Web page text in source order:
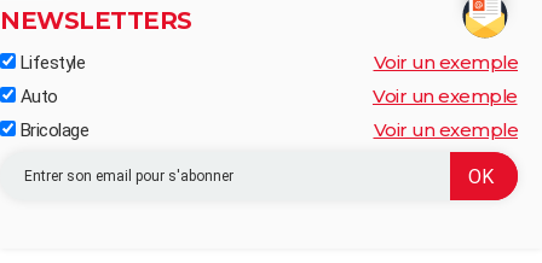
NEWSLETTERS
Lifestyle Voir un exemple
Auto Voir un exemple
Bricolage Voir un exemple